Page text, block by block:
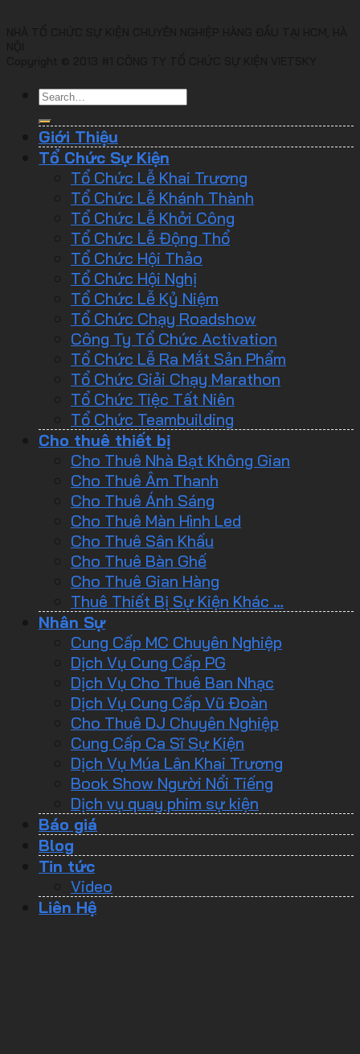
Giới Thiệu
Tổ Chức Sự Kiện
Tổ Chức Lễ Khai Trương
Tổ Chức Lễ Khánh Thành
Tổ Chức Lễ Khởi Công
Tổ Chức Lễ Động Thổ
Tổ Chức Hội Thảo
Tổ Chức Hội Nghị
Tổ Chức Lễ Kỷ Niệm
Tổ Chức Chạy Roadshow
Công Ty Tổ Chức Activation
Tổ Chức Lễ Ra Mắt Sản Phẩm
Tổ Chức Giải Chạy Marathon
Tổ Chức Tiệc Tất Niên
Tổ Chức Teambuilding
Cho thuê thiết bị
Cho Thuê Nhà Bạt Không Gian
Cho Thuê Âm Thanh
Cho Thuê Ánh Sáng
Cho Thuê Màn Hình Led
Cho Thuê Sân Khấu
Cho Thuê Bàn Ghế
Cho Thuê Gian Hàng
Thuê Thiết Bị Sự Kiện Khác …
Nhân Sự
Cung Cấp MC Chuyên Nghiệp
Dịch Vụ Cung Cấp PG
Dịch Vụ Cho Thuê Ban Nhạc
Dịch Vụ Cung Cấp Vũ Đoàn
Cho Thuê DJ Chuyên Nghiệp
Cung Cấp Ca Sĩ Sự Kiện
Dịch Vụ Múa Lân Khai Trương
Book Show Người Nổi Tiếng
Dịch vụ quay phim sự kiện
Báo giá
Blog
Tin tức
Video
Liên Hệ